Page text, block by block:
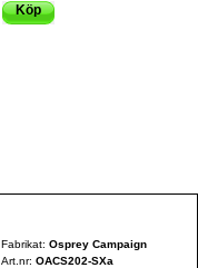
Köp
Fabrikat:Osprey Campaign
Art.nr:OACS202-SXa